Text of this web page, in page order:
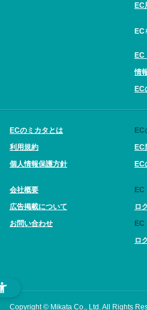
EC
EC
EC
情
EC
ECのミカタとは
利用規約
個人情報保護方針
会社概要
広告掲載について
お問い合わせ
EC
EC
EC
EC
ロ
EC
ロ
Copyright © Mikata Co., Ltd. All Rights